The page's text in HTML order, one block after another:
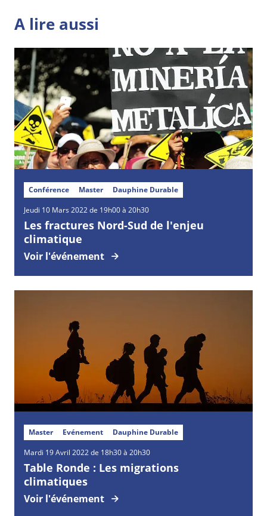
A lire aussi
Conférence Master Dauphine Durable
Jeudi 10 Mars 2022 de 19h00 à 20h30
Les fractures Nord-Sud de l'enjeu
climatique
Voir l'événement
Master Evénement Dauphine Durable
Mardi 19Avril 2022 de 18h30 à 20h30
Table Ronde : Les migrations
climatiques
Voir l'événement